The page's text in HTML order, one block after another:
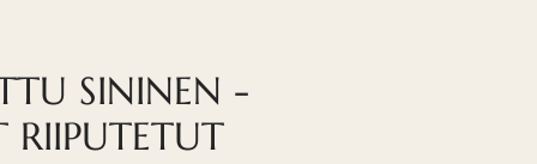
SININEN -
RIIPUTETUT